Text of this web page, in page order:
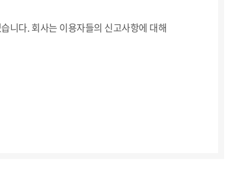
니다. 회사는 이용자들의 신고사항에 대해